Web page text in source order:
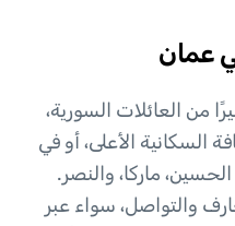
عمان
من العائلات السورية،
الأعلى، أو في
ماركا، والنصر.
والتواصل، سواء عبر